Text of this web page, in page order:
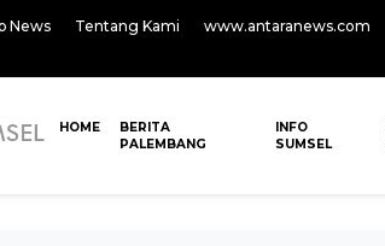
News Tentang Kami www.antaranews.com
HOME
BERITA
PALEMBANG
INFO
SUMSEL